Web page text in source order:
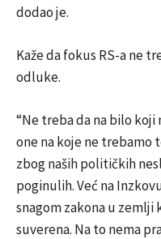
dodao je.
Kaže da fokus RS-a ne
odluke.
“Ne treba da na bilo
one na koje ne
zbog naših političkih
poginulih. Već na
snagom zakona u zemlji
suverena. Na to nema